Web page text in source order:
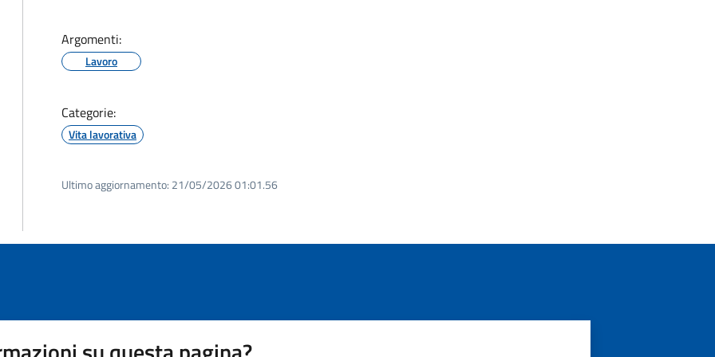
Argomenti:
Lavoro
Categorie:
Vita lavorativa
Ultimo aggiornamento: 21/05/2026 01:01.56